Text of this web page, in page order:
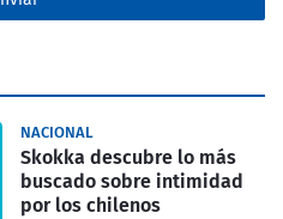
NACIONAL
Skokka descubre lo más
buscado sobre intimidad
por los chilenos